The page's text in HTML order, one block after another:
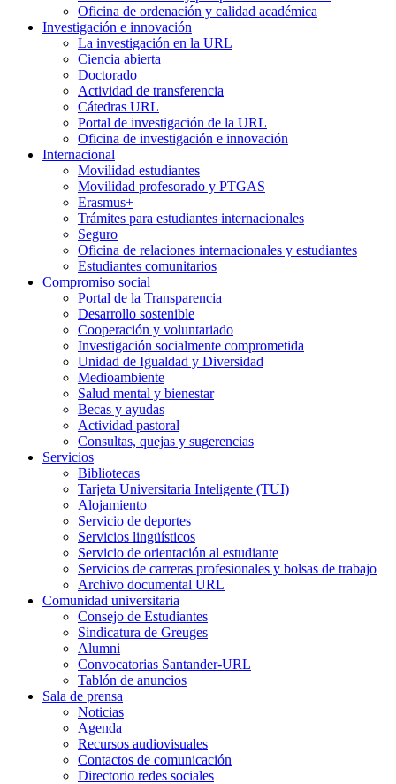
Oficina de ordenación y calidad académica
Investigación e innovación
La investigación en la URL
Ciencia abierta
Doctorado
Actividad de transferencia
Cátedras URL
Portal de investigación de la URL
Oficina de investigación e innovación
Internacional
Movilidad estudiantes
Movilidad profesorado y PTGAS
Erasmus+
Trámites para estudiantes internacionales
Seguro
Oficina de relaciones internacionales y estudiantes
Estudiantes comunitarios
Compromiso social
Portal de la Transparencia
Desarrollo sostenible
Cooperación y voluntariado
Investigación socialmente comprometida
Unidad de Igualdad y Diversidad
Medioambiente
Salud mental y bienestar
Becas y ayudas
Actividad pastoral
Consultas, quejas y sugerencias
Servicios
Bibliotecas
Tarjeta Universitaria Inteligente (TUI)
Alojamiento
Servicio de deportes
Servicios lingüísticos
Servicio de orientación al estudiante
Servicios de carreras profesionales y bolsas de trabajo
Archivo documental URL
Comunidad universitaria
Consejo de Estudiantes
Sindicatura de Greuges
Alumni
Convocatorias Santander-URL
Tablón de anuncios
Sala de prensa
Noticias
Agenda
Recursos audiovisuales
Contactos de comunicación
Directorio redes sociales